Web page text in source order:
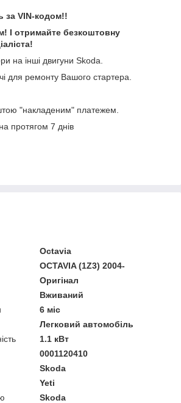
за VIN-кодом!!
І отримайте безкоштовну
на інші двигуни Skoda.
для ремонту Вашого стартера.
"накладеним" платежем.
протягом 7 днів
Octavia
OCTAVIA (1Z3) 2004-
Оригінал
Вживаний
6 міс
Легковий автомобіль
1.1 кВт
0001120410
Skoda
Yeti
Skoda